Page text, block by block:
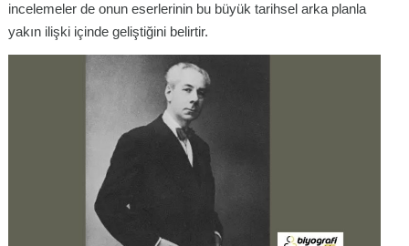
incelemeler de onun eserlerinin bu büyük tarihsel arka planla
yakın ilişki içinde geliştiğini belirtir.